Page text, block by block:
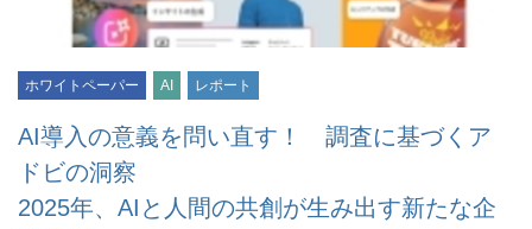
ホワイトペーパー AI レポート
AI導入の意義を問い直す！ 調査に基づくア
ドビの洞察
2025年、AIと人間の共創が生み出す新たな企